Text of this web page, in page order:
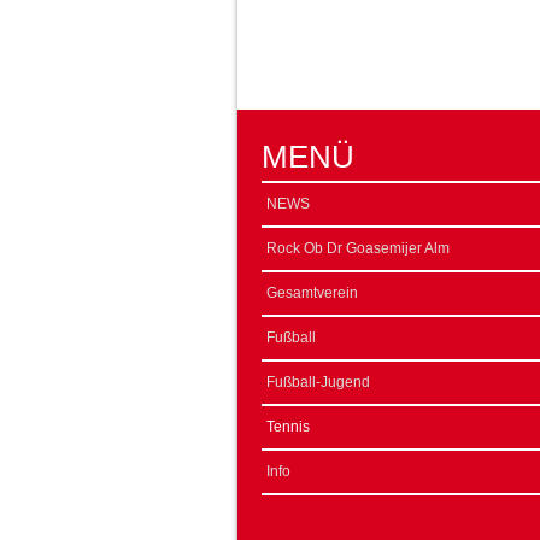
MENÜ
NEWS
Rock Ob Dr Goasemijer Alm
Gesamtverein
Fußball
Fußball-Jugend
Tennis
Info